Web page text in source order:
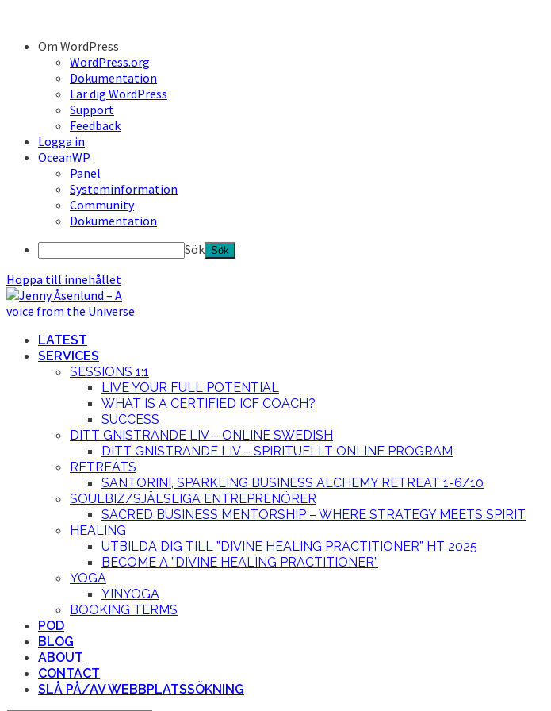
Om WordPress
WordPress.org
Dokumentation
Lär dig WordPress
Support
Feedback
Logga in
OceanWP
Panel
Systeminformation
Community
Dokumentation
Sök
Hoppa till innehållet
LATEST
SERVICES
SESSIONS 1:1
LIVE YOUR FULL POTENTIAL
WHAT IS A CERTIFIED ICF COACH?
SUCCESS
DITT GNISTRANDE LIV – ONLINE SWEDISH
DITT GNISTRANDE LIV – SPIRITUELLT ONLINE PROGRAM
RETREATS
SANTORINI, SPARKLING BUSINESS ALCHEMY RETREAT 1-6/10
SOULBIZ/SJÄLSLIGA ENTREPRENÖRER
SACRED BUSINESS MENTORSHIP – WHERE STRATEGY MEETS SPIRIT
HEALING
UTBILDA DIG TILL ”DIVINE HEALING PRACTITIONER” HT 2025
BECOME A ”DIVINE HEALING PRACTITIONER”
YOGA
YINYOGA
BOOKING TERMS
POD
BLOG
ABOUT
CONTACT
SLÅ PÅ/AV WEBBPLATSSÖKNING